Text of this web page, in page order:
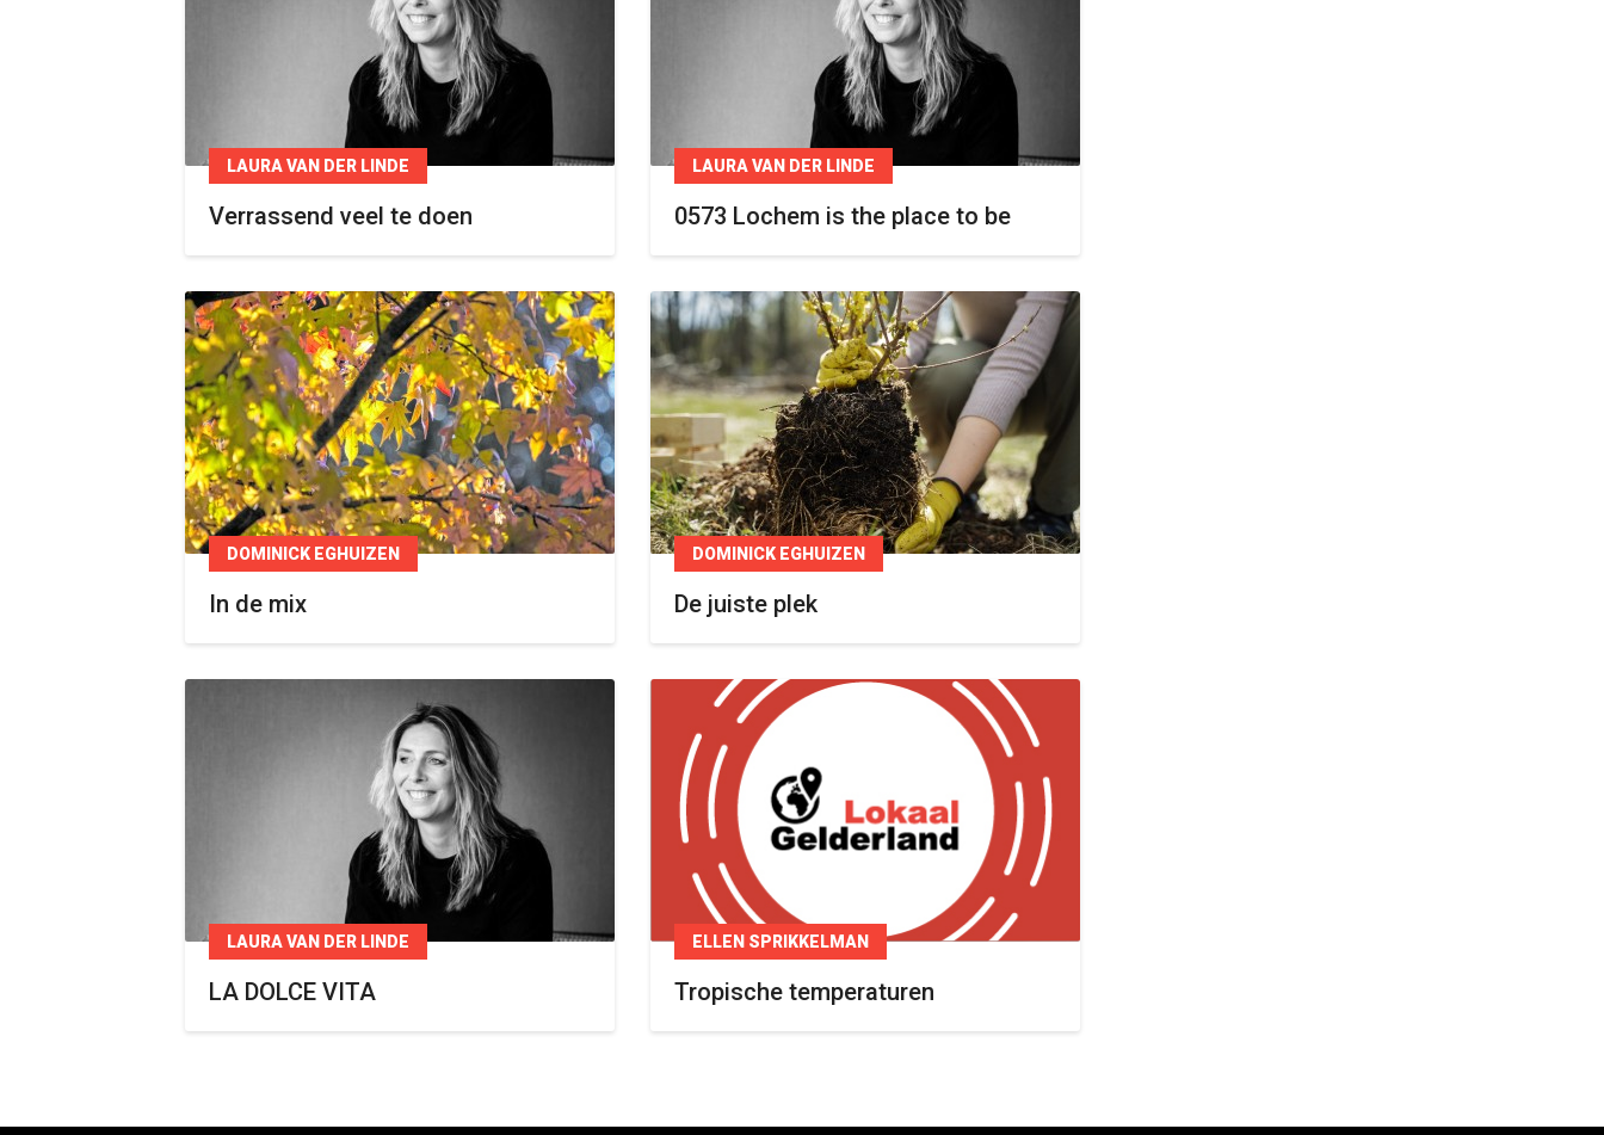
LAURA VAN DER LINDE
Verrassend veel te doen
LAURA VAN DER LINDE
0573 Lochem is the place to be
DOMINICK EGHUIZEN
In de mix
DOMINICK EGHUIZEN
De juiste plek
LAURA VAN DER LINDE
LA DOLCE VITA
ELLEN SPRIKKELMAN
Tropische temperaturen